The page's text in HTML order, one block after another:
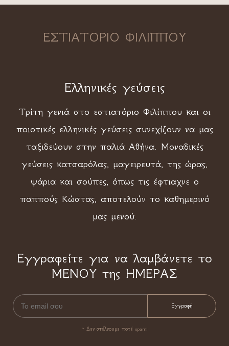
ΕΣΤΙΑΤΟΡΙΟ ΦΙΛΙΠΠΟΥ
Ελληνικές γεύσεις
Τρίτη γενιά στο εστιατόριο Φιλίππου και οι
ποιοτικές ελληνικές γεύσεις συνεχίζουν να μας
ταξιδεύουν στην παλιά Αθήνα. Μοναδικές
γεύσεις κατσαρόλας, μαγειρευτά, της ώρας,
ψάρια και σούπες, όπως τις έφτιαχνε ο
παππούς Κώστας, αποτελούν το καθημερινό
μας μενού.
Εγγραφείτε για να λαμβάνετε το
ΜΕΝΟΥ της ΗΜΕΡΑΣ
* Δεν στέλνουμε ποτέ spam!